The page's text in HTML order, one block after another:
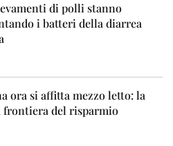
di polli stanno
i batteri della diarrea
ora si affitta mezzo letto: la
frontiera del risparmio